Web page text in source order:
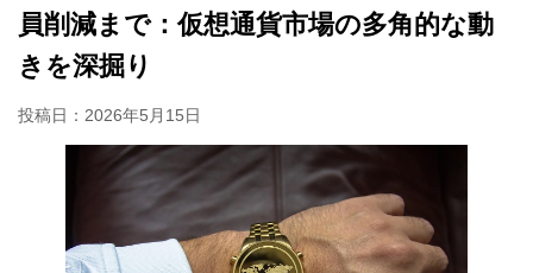
員削減まで：仮想通貨市場の多角的な動
きを深掘り
投稿日： 2026年5月15日